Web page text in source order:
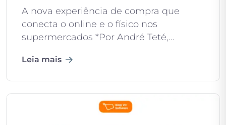
A nova experiência de compra que
conecta o online e o físico nos
supermercados *Por André Teté,...
Leia mais